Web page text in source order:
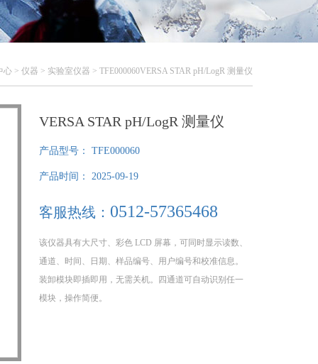
心 > 仪器 > 实验室仪器 > TFE000060VERSA STAR pH/LogR 测量仪
VERSA STAR pH/LogR 测量仪
产品型号： TFE000060
产品时间： 2025-09-19
客服热线： 0512-57365468
该仪器具有大尺寸、彩色 LCD 屏幕，可同时显示读数、
通道、时间、日期、样品编号、用户编号和校准信息。
装卸模块即插即用，无需关机。四通道可自动识别任一
模块，操作简便。